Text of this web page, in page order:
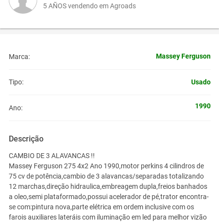
5 AÑOS vendendo em Agroads
Marca: Massey Ferguson
Tipo: Usado
Ano: 1990
Descrição
CAMBIO DE 3 ALAVANCAS !!
Massey Ferguson 275 4x2 Ano 1990,motor perkins 4 cilindros de
75 cv de potência,cambio de 3 alavancas/separadas totalizando
12 marchas,direção hidraulica,embreagem dupla,freios banhados
a oleo,semi plataformado,possui acelerador de pé,trator encontra-
se com:pintura nova,parte elétrica em ordem inclusive com os
farois auxiliares lateráis com iluminação em led para melhor vizão